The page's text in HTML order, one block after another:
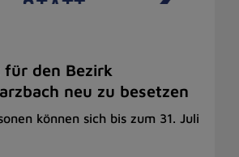
für den Bezirk
neu zu besetzen
können sich bis zum 31. Juli